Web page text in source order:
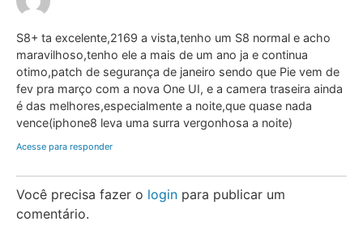
S8+ ta excelente,2169 a vista,tenho um S8 normal e acho
maravilhoso,tenho ele a mais de um ano ja e continua
otimo,patch de segurança de janeiro sendo que Pie vem de
fev pra março com a nova One UI, e a camera traseira ainda
é das melhores,especialmente a noite,que quase nada
vence(iphone8 leva uma surra vergonhosa a noite)
Acesse para responder
Você precisa fazer o login para publicar um
comentário.